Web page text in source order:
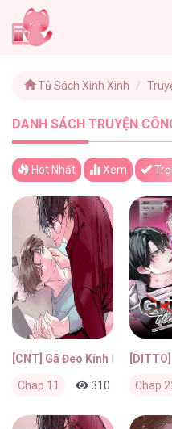
Tủ Sách Xinh Xinh
DANH SÁCH TRUYỆN CÔNG BIẾN
Hot Nhất Xem
[CNT] Gã Đeo Kính Kỳ Lạ Phải
Chap 11 310 0 1
Chap